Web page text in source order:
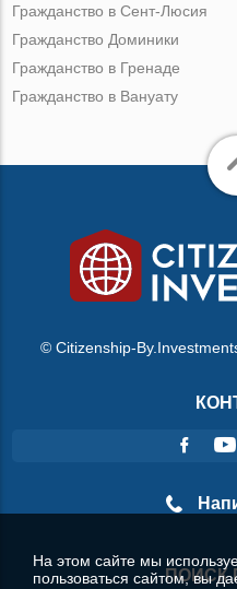
Гражданство в Сент-Люсия
Гражданство Доминики
Гражданство в Гренаде
Гражданство в Вануату
© Citizenship-
ПОИСК
На этом сайте мы
пользоваться сайтом, вы